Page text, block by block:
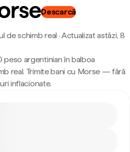
Descarcă
de schimb real ·Actualizat astăzi, 8
peso argentinian în balboa
real. Trimite bani cu Morse — fără
inflacionate.